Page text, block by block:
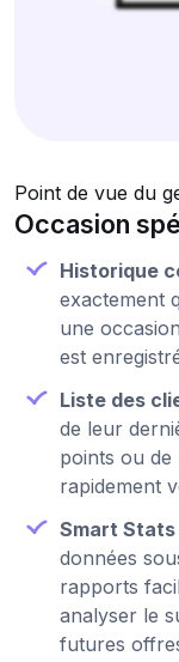
Point de vue du
Occasion
Historique
exactement
une
est
Liste des
de leur
points ou de
rapidement
Smart Stats
données
rapports
analyser le
futures